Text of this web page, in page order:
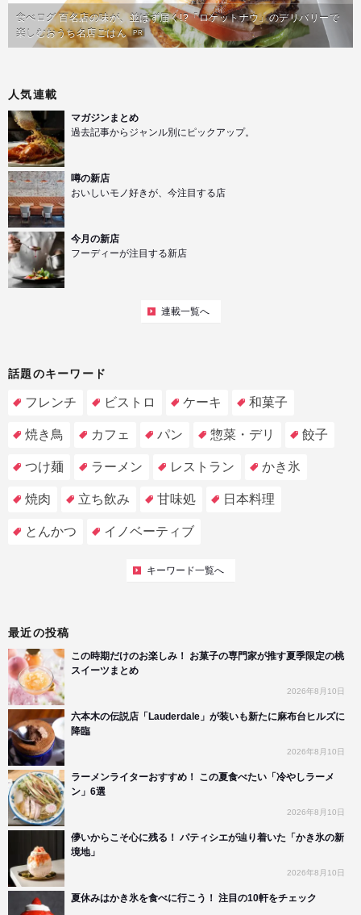
食べログ 百名店の味が、並ばず届く!?「ロケットナウ」のデリバリーで
楽しむおうち名店ごはん PR
人気連載
マガジンまとめ
過去記事からジャンル別にピックアップ。
噂の新店
おいしいモノ好きが、今注目する店
今月の新店
フーディーが注目する新店
連載一覧へ
話題のキーワード
フレンチ ビストロ ケーキ 和菓子
焼き鳥 カフェ パン 惣菜・デリ 餃子
つけ麺 ラーメン レストラン かき氷
焼肉 立ち飲み 甘味処 日本料理
とんかつ イノベーティブ
キーワード一覧へ
最近の投稿
この時期だけのお楽しみ！ お菓子の専門家が推す夏季限定の桃
スイーツまとめ
2026年8月10日
六本木の伝説店「Lauderdale」が装いも新たに麻布台ヒルズに
降臨
2026年8月10日
ラーメンライターおすすめ！ この夏食べたい「冷やしラーメ
ン」6選
2026年8月10日
儚いからこそ心に残る！ パティシエが辿り着いた「かき氷の新
境地」
2026年8月10日
夏休みはかき氷を食べに行こう！ 注目の10軒をチェック